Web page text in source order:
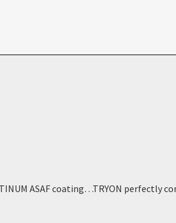
ASAF coating…TRYON perfectly